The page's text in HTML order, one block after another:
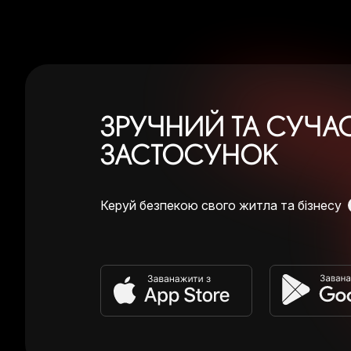
ЗРУЧНИЙ ТА
ЗАСТОСУНОК
Керуй безпекою свого житла та бізнесу